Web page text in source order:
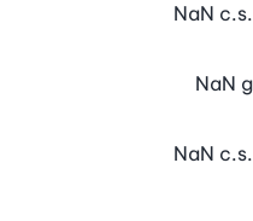
NaN c.s.
NaN g
NaN c.s.